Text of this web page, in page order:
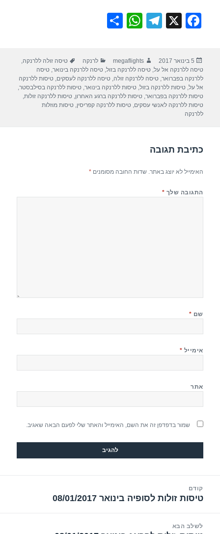
F
e
b
o
o
X
T
gr
a
m
W
s
A
p
e
פורסם
בתאריך
5 בינואר 2017 מחבר
megaflights קטגוריות
לרנקה תגיות
טיסה זולה ללרנקה,
טיסה ללרנקה אל על,טיסה ללרנקה בזול,טיסה ללרנקה בינואר,טיסה
ללרנקה בפברואר,טיסה ללרנקה זולה,טיסה ללרנקה לעסקים,טיסות ללרנקה
אל על,טיסות ללרנקה בזול,טיסות ללרנקה בינואר,טיסות ללרנקה בסילבסטר,
טיסות ללרנקה בפברואר,טיסות ללרנקה ברגע האחרון,טיסות ללרנקה זולות,
טיסות ללרנקה לאנשי עסקים,טיסות ללרנקה קפריסין,טיסות מוזלות
ללרנקה
כתיבת תגובה
האימייל לא יוצג באתר. שדות החובה מסומנים*
התגובה שלך *
שם *
אימייל *
אתר
שמור בדפדפן זה את השם, האימייל והאתר שלי לפעם הבאה שאגיב.
קודם
הפוסט
טיסות זולות לסופיה בינואר 08/01/2017
לשלב הבא